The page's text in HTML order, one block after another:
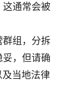
通常会被
群组，分拆
，但请确
当地法律